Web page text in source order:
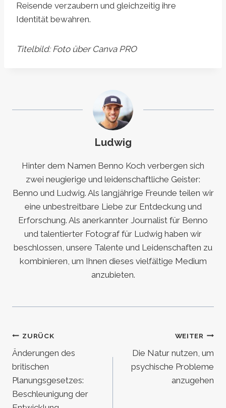
Reisende verzaubern und gleichzeitig ihre
Identität bewahren.
Titelbild: Foto über Canva PRO
Ludwig
Hinter dem Namen Benno Koch verbergen sich
zwei neugierige und leidenschaftliche Geister:
Benno und Ludwig. Als langjährige Freunde teilen wir
eine unbestreitbare Liebe zur Entdeckung und
Erforschung. Als anerkannter Journalist für Benno
und talentierter Fotograf für Ludwig haben wir
beschlossen, unsere Talente und Leidenschaften zu
kombinieren, um Ihnen dieses vielfältige Medium
anzubieten.
Beitragsnavigation
ZURÜCK
Änderungen des
britischen
Planungsgesetzes:
Beschleunigung der
WEITER
Die Natur nutzen, um
psychische Probleme
anzugehen